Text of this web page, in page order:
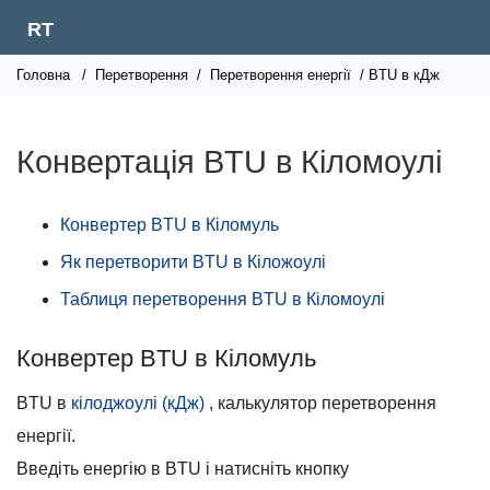
RT
Головна / Перетворення / Перетворення енергії / BTU в кДж
Конвертація BTU в Кіломоулі
Конвертер BTU в Кіломуль
Як перетворити BTU в Кіложоулі
Таблиця перетворення BTU в Кіломоулі
Конвертер BTU в Кіломуль
BTU в кілоджоулі (кДж) , калькулятор перетворення
енергії.
Введіть енергію в BTU і натисніть кнопку